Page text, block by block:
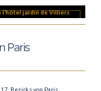
Paris
Bezirks von Paris,...